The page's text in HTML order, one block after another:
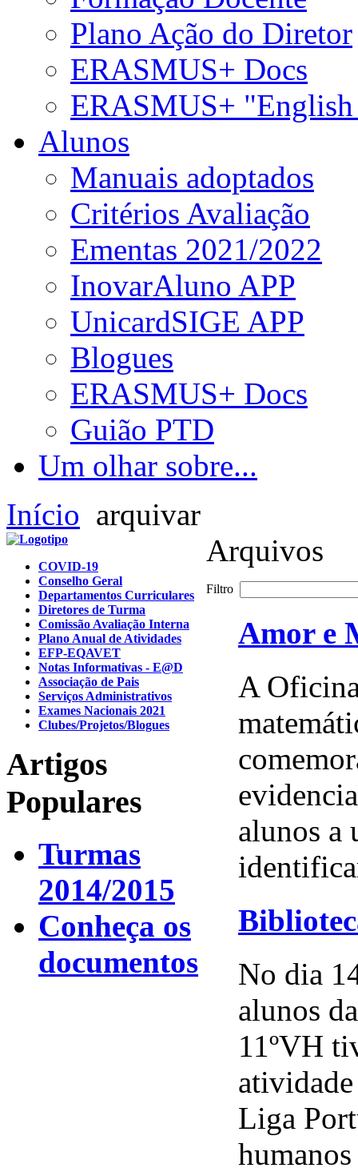
Plano Ação do Diretor
ERASMUS+ Docs
ERASMUS+
Alunos
Manuais adoptados
Critérios Avaliação
Ementas 2021/2022
InovarAluno APP
UnicardSIGE APP
Blogues
ERASMUS+ Docs
Guião PTD
Um olhar sobre...
Início arquivar
Arquivos
Filtro
Amor e
A
alunos a
No dia
alunos
11ºVH
Liga
COVID-19
Conselho Geral
Departamentos Curriculares
Diretores de Turma
Comissão Avaliação Interna
Plano Anual de Atividades
EFP-EQAVET
Notas Informativas - E@D
Associação de Pais
Serviços Administrativos
Exames Nacionais 2021
Clubes/Projetos/Blogues
Artigos
Populares
Turmas
2014/2015
Conheça os
documentos